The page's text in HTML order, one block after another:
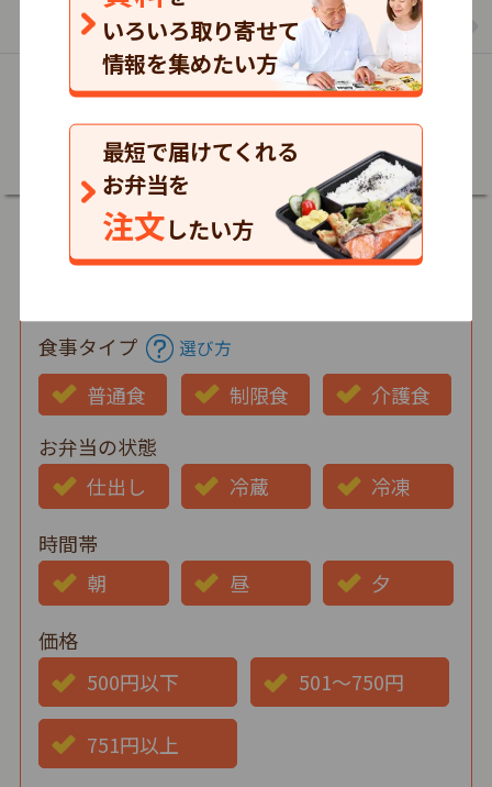
いろいろ取り寄せて
情報を集めたい方
最短で届けてくれる
お弁当を
注文したい方
まごころケア食のお弁当の一覧を見る
詳細
食事タイプ 選び方
普通食 制限食
介護食
お弁当の状態
仕出し
冷蔵
冷凍
時間帯
朝
昼
夕
価格
500円以下
501～750円
751円以上